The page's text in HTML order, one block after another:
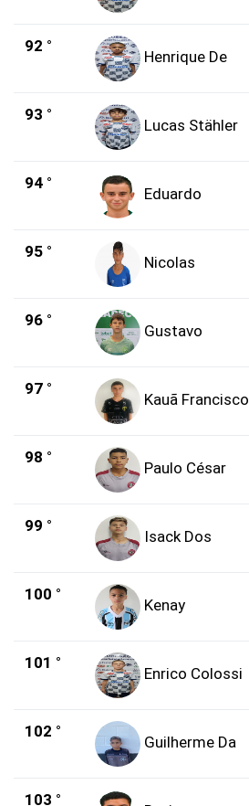
92 °
Henrique De
93 °
Lucas Stähler
94 °
Eduardo
95 °
Nicolas
96 °
Gustavo
97 °
Kauã Francisco
98 °
Paulo César
99 °
Isack Dos
100 °
Kenay
101 °
Enrico Colossi
102 °
Guilherme Da
103 °